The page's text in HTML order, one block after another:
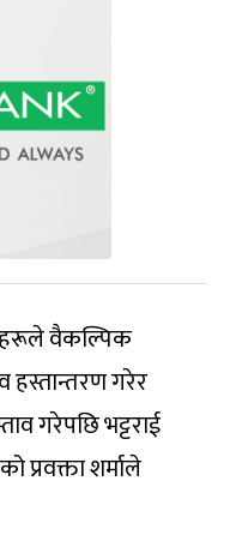
वैकल्पिक
हस्तान्तरण गरेर
गरेपछि भट्टराई
प्रवक्ता शर्माले